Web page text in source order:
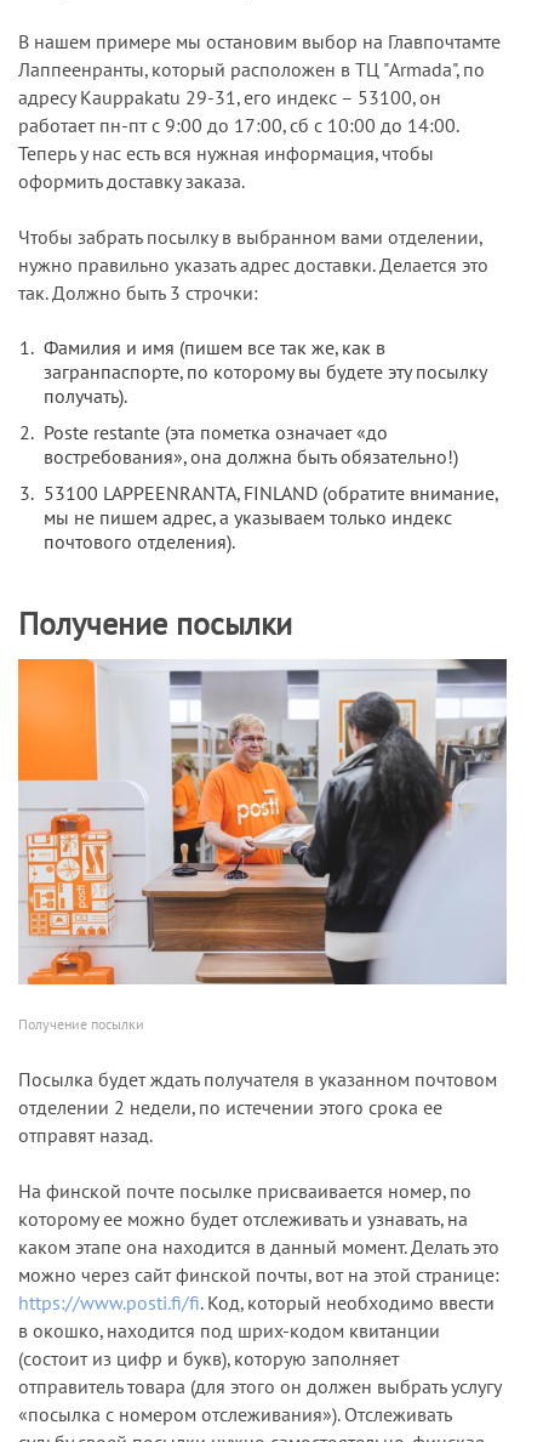
В нашем примере мы остановим выбор на Главпочтамте
Лаппеенранты, который расположен в ТЦ "Armada", по
адресу Kauppakatu 29-31, его индекс – 53100, он
работает пн-пт с 9:00 до 17:00, сб с 10:00 до 14:00.
Теперь у нас есть вся нужная информация, чтобы
оформить доставку заказа.
Чтобы забрать посылку в выбранном вами отделении,
нужно правильно указать адрес доставки. Делается это
так. Должно быть 3 строчки:
Фамилия и имя (пишем все так же, как в
загранпаспорте, по которому вы будете эту посылку
получать).
Poste restante (эта пометка означает «до
востребования», она должна быть обязательно!)
53100 LAPPEENRANTA, FINLAND (обратите внимание,
мы не пишем адрес, а указываем только индекс
почтового отделения).
Получение посылки
Получение посылки
Посылка будет ждать получателя в указанном почтовом
отделении 2 недели, по истечении этого срока ее
отправят назад.
На финской почте посылке присваивается номер, по
которому ее можно будет отслеживать и узнавать, на
каком этапе она находится в данный момент. Делать это
можно через сайт финской почты, вот на этой странице:
https://www.posti.fi/fi. Код, который необходимо ввести
в окошко, находится под шрих-кодом квитанции
(состоит из цифр и букв), которую заполняет
отправитель товара (для этого он должен выбрать услугу
«посылка с номером отслеживания»). Отслеживать